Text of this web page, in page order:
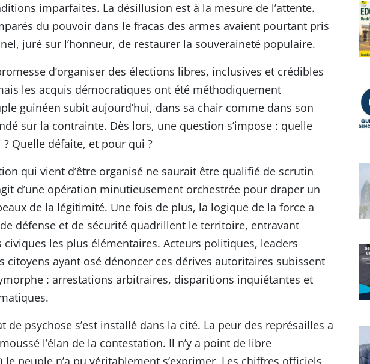
imparfaites. La désillusion est à la mesure de l’attente.
du pouvoir dans le fracas des armes avaient pourtant pris
juré sur l’honneur, de restaurer la souveraineté populaire.
d’organiser des élections libres, inclusives et crédibles
les acquis démocratiques ont été méthodiquement
guinéen subit aujourd’hui, dans sa chair comme dans son
sur la contrainte. Dès lors, une question s’impose : quelle
Quelle défaite, et pour qui ?
qui vient d’être organisé ne saurait être qualifié de scrutin
d’une opération minutieusement orchestrée pour draper un
de la légitimité. Une fois de plus, la logique de la force a
défense et de sécurité quadrillent le territoire, entravant
civiques les plus élémentaires. Acteurs politiques, leaders
citoyens ayant osé dénoncer ces dérives autoritaires subissent
: arrestations arbitraires, disparitions inquiétantes et
de psychose s’est installé dans la cité. La peur des représailles a
l’élan de la contestation. Il n’y a point de libre